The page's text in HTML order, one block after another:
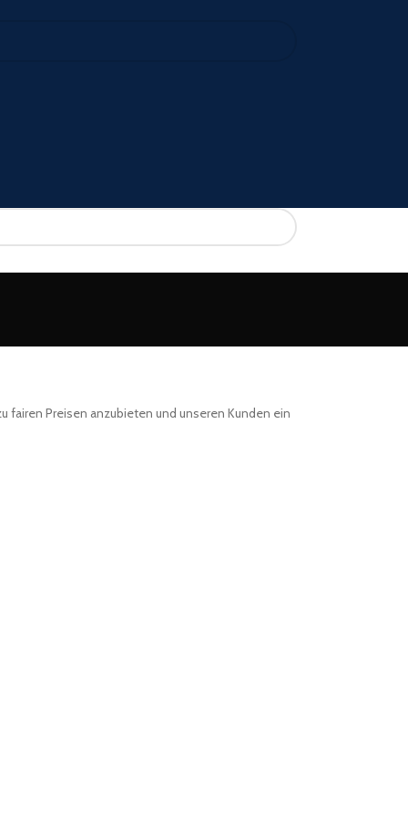
fairen Preisen anzubieten und unseren Kunden ein